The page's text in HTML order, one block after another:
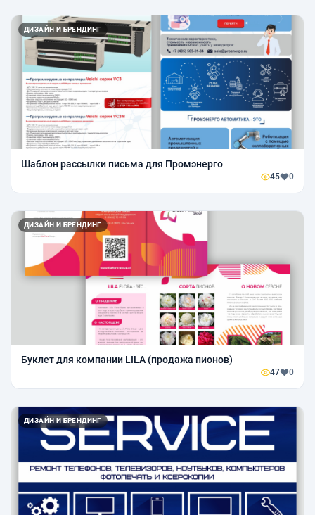
ДИЗАЙН И БРЕНДИНГ
Шаблон рассылки письма для Промэнерго
45 0
ДИЗАЙН И БРЕНДИНГ
Буклет для компании LILA (продажа пионов)
47 0
ДИЗАЙН И БРЕНДИНГ